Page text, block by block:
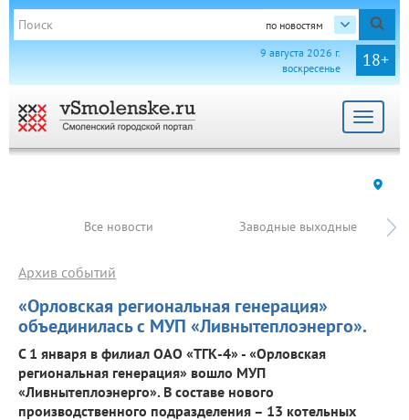
по новостям
18+
9 августа 2026 г.
воскресенье
Toggle
Все новости Заводные выходные
«Орловская региональная генерация»
объединилась с МУП «Ливнытеплоэнерго».
Архив событий
С 1 января в филиал ОАО «ТГК-4» - «Орловская
региональная генерация» вошло МУП
«Ливнытеплоэнерго». В составе нового
производственного подразделения – 13 котельных